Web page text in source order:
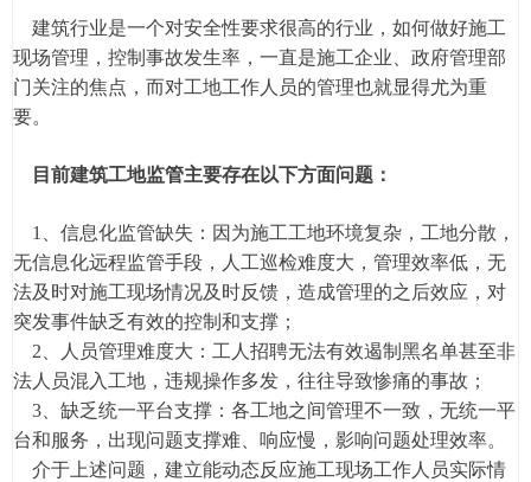
建筑行业是一个对安全性要求很高的行业，如何做好施工
现场管理，控制事故发生率，一直是施工企业、政府管理部
门关注的焦点，而对工地工作人员的管理也就显得尤为重
要。
目前建筑工地监管主要存在以下方面问题：
1、信息化监管缺失：因为施工工地环境复杂，工地分散，
无信息化远程监管手段，人工巡检难度大，管理效率低，无
法及时对施工现场情况及时反馈，造成管理的之后效应，对
突发事件缺乏有效的控制和支撑；
2、人员管理难度大：工人招聘无法有效遏制黑名单甚至非
法人员混入工地，违规操作多发，往往导致惨痛的事故；
3、缺乏统一平台支撑：各工地之间管理不一致，无统一平
台和服务，出现问题支撑难、响应慢，影响问题处理效率。
介于上述问题，建立能动态反应施工现场工作人员实际情